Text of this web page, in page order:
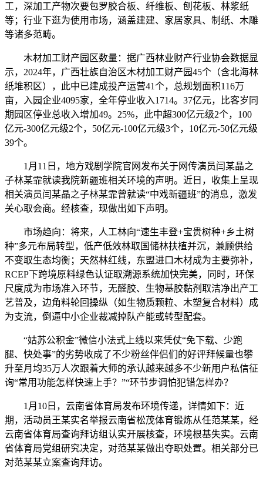
工，深加工产物次要包罗胶合板、纤维板、刨花板、林浆纸
等；行业下逛为使用市场，涵盖建建、家居家具、制纸、木雕
等诸多范畴。
木材加工财产园区数量：据广西林业财产行业协会数据显
示，2024年，广西壮族自治区木材加工财产园45个（含北海林
纸堆积区），此中已建成投产运营41个，总规划面积116万
亩，入园企业4095家，全年停业收入1714。37亿元，比客岁同
期园区停业总收入增加49。25%，此中超300亿元级2个，100
亿元-300亿元级2个，50亿元-100亿元级3个，10亿元-50亿元级
39个。
1月11日，地方戏剧学院官网发布关于网传演员闫某晶之
子林某霏就读我院新疆班相关环境的声明。近日，收集上呈现
相关演员闫某晶之子林某霏曾就读“中戏新疆班”的消息，激发
关心取会商。经核查，现做出如下声明。
市场趋向：将来，人工林向“速生丰登+宝贵树种+乡土树
种”多元布局转型，低产低效林取国储林扶植并沉，兼顾供给
不变取生态均衡；天然林红线，东盟进口木材成为主要弥补，
RCEP下跨境原料绿色认证取溯源系统加快完美，同时，环保
尺度成为市场准入环节，无醛胶、生物基胶黏剂取洁净出产工
艺普及，边角料轮回操纵（如生物质颗粒、木塑复合材料）成
为支流，倒逼中小企业裁减掉队产能或转型配套。
“姑苏公积金”微信小法式上线以来凭仗“免下载、少跑
腿、快处事”的劣势收成了不少粉丝伴侣们的好评拜候量也攀
升至月均35万人次跟着大师的承认越来越多不少新用户私信征
询“常用功能怎样快速上手？”“环节步调怕犯错怎样办？
1月10日，云南省体育局发布环境传递，详情如下：近
期，活动员王某实名举报云南省松茂体育锻炼从任范某某，经
云南省体育局查询拜访组认实开展核查，环境根基失实。云南
省体育局党组研究决定，对范某某做出夺职处置。相关部分已
对范某某立案查询拜访。